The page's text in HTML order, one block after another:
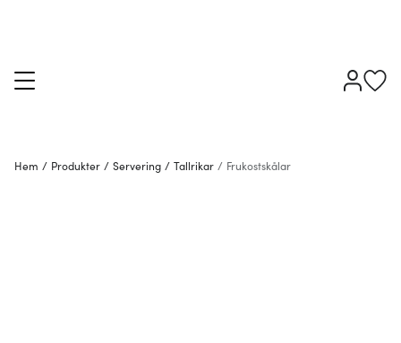
Hem / Produkter / Servering / Tallrikar / Frukostskålar